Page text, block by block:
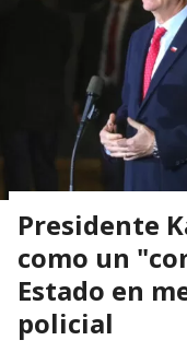
Presidente
como un
Estado en
policial